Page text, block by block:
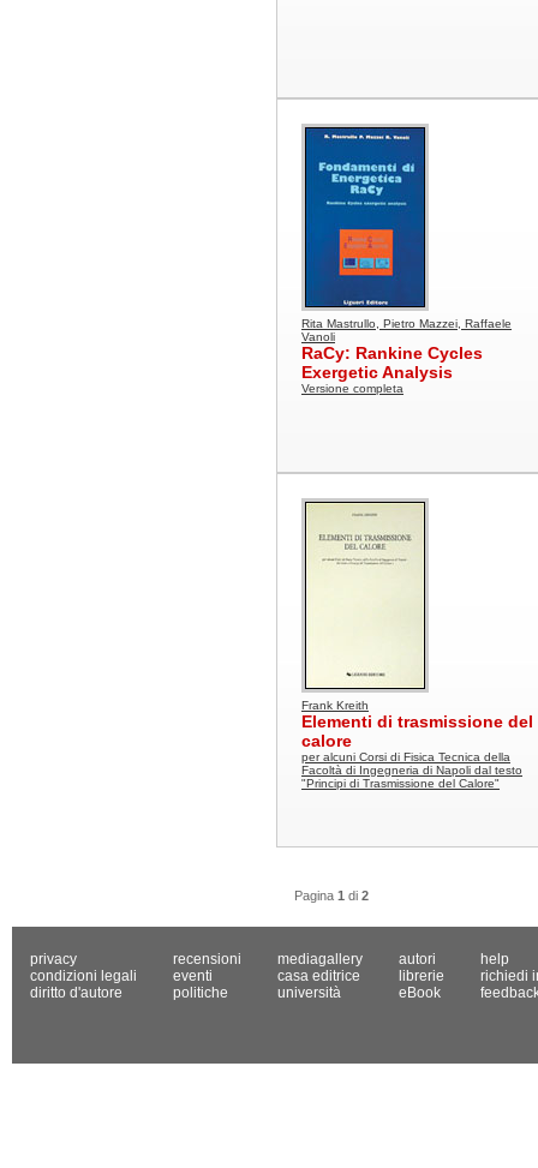
Rita Mastrullo, Pietro Mazzei, Raffaele
Vanoli
RaCy: Rankine Cycles
Exergetic Analysis
Versione completa
Frank Kreith
Elementi di trasmissione del
calore
per alcuni Corsi di Fisica Tecnica della
Facoltà di Ingegneria di Napoli dal testo
"Principi di Trasmissione del Calore"
Pagina 1 di 2
privacy
condizioni legali
diritto d'autore
recensioni
eventi
politiche
mediagallery
casa editrice
università
autori
librerie
eBook
help
richiedi